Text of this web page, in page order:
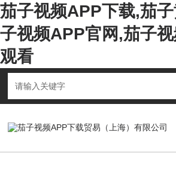
茄子视频APP下载,茄
子视频APP官网,茄子
观看